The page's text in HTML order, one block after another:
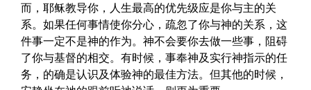
而，耶稣教导你，人生最高的优先级应是你与主的关
系。如果任何事情使你分心，疏忽了你与神的关系，这
件事一定不是神的作为。神不会要你去做一些事，阻碍
了你与基督的相交。有时候，事奉神及实行神指示的任
务，的确是认识及体验神的最佳方法。但其他的时候，